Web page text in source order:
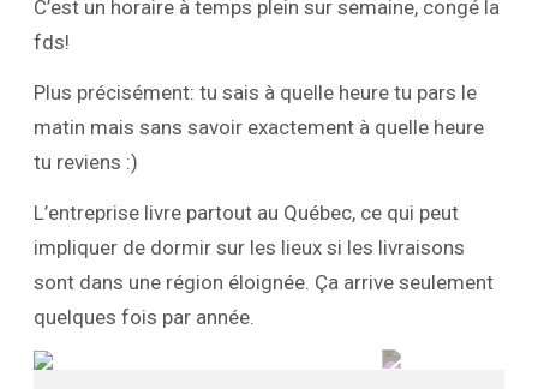
C’est un horaire à temps plein sur semaine, congé la
fds!
Plus précisément: tu sais à quelle heure tu pars le
matin mais sans savoir exactement à quelle heure
tu reviens :)
L’entreprise livre partout au Québec, ce qui peut
impliquer de dormir sur les lieux si les livraisons
sont dans une région éloignée. Ça arrive seulement
quelques fois par année.